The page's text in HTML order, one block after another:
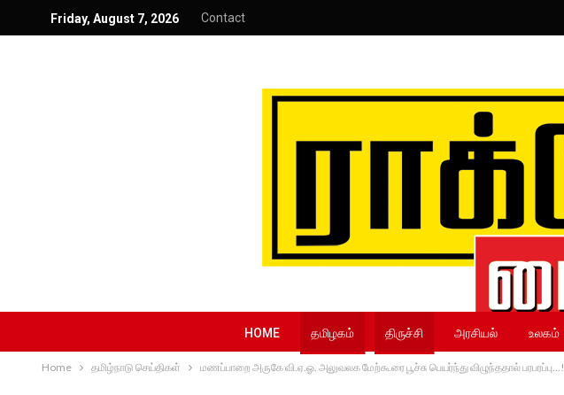
Friday, August 7, 2026 Contact
HOME தமிழகம் திருச்சி அரசியல் உலகம்
Home தமிழ்நாடு செய்திகள் மணப்பாறை அருகே வி.ஏ.ஓ. அலுவலக மேற்கூரை பூச்சு பெயர்ந்து விழுந்ததால் பரபரப்பு…!